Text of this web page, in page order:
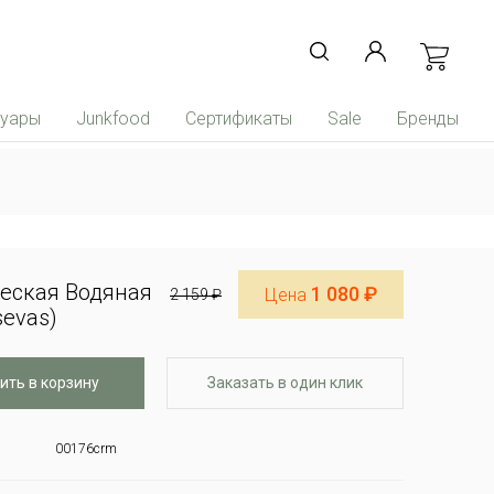
Junkfood Сертификаты Sale Бренды
Водяная
2 159 ₽ Цена 1 080 ₽
в корзину Заказать в один клик
00176crm